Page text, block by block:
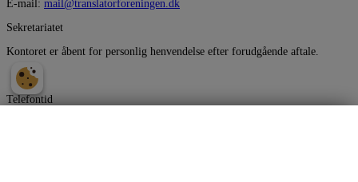
E-mail: mail@translatorforeningen.dk
Sekretariatet
Kontoret er åbent for personlig henvendelse efter forudgående aftale.
Telefontid